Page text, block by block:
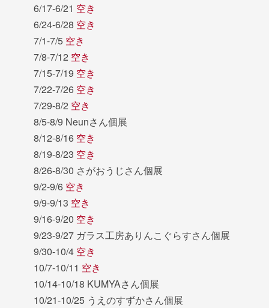
6/17-6/21 空き
6/24-6/28 空き
7/1-7/5 空き
7/8-7/12 空き
7/15-7/19 空き
7/22-7/26 空き
7/29-8/2 空き
8/5-8/9 Neunさん個展
8/12-8/16 空き
8/19-8/23 空き
8/26-8/30 さがおうじさん個展
9/2-9/6 空き
9/9-9/13 空き
9/16-9/20 空き
9/23-9/27 ガラス工房ありんこぐらすさん個展
9/30-10/4 空き
10/7-10/11 空き
10/14-10/18 KUMYAさん個展
10/21-10/25 うえのすずかさん個展